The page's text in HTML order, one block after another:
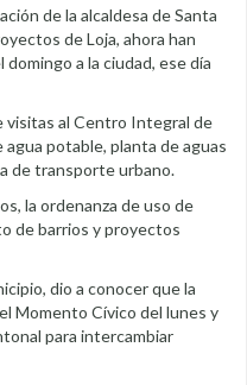
de la alcaldesa de Santa
de Loja, ahora han
a la ciudad, ese día
visitas al Centro Integral de
potable, planta de aguas
de transporte urbano.
la ordenanza de uso de
de barrios y proyectos
dio a conocer que la
Momento Cívico del lunes y
para intercambiar